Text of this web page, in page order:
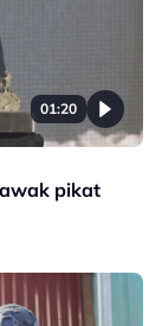
01:20
pikat